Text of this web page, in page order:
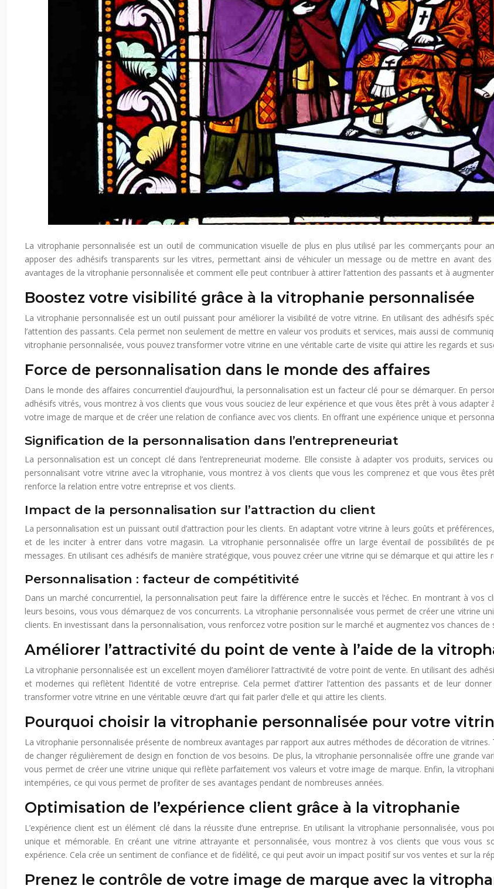
La vitrophanie personnalisée est un outil de communication visuelle de plus en plus utilisé par les commerçants pour
apposer des adhésifs transparents sur les vitres, permettant ainsi de véhiculer un message ou de mettre en avant
avantages de la vitrophanie personnalisée et comment elle peut contribuer à attirer l’attention des passants et à
Boostez votre visibilité grâce à la vitrophanie personnalisée
La vitrophanie personnalisée est un outil puissant pour améliorer la visibilité de votre vitrine. En utilisant des adhésifs
l’attention des passants. Cela permet non seulement de mettre en valeur vos produits et services, mais aussi de
vitrophanie personnalisée, vous pouvez transformer votre vitrine en une véritable carte de visite qui attire les regards et
Force de personnalisation dans le monde des affaires
Dans le monde des affaires concurrentiel d’aujourd’hui, la personnalisation est un facteur clé pour se démarquer. En
adhésifs vitrés, vous montrez à vos clients que vous vous souciez de leur expérience et que vous êtes prêt à vous
votre image de marque et de créer une relation de confiance avec vos clients. En offrant une expérience unique et
Signification de la personnalisation dans l’entrepreneuriat
La personnalisation est un concept clé dans l’entrepreneuriat moderne. Elle consiste à adapter vos produits, services
personnalisant votre vitrine avec la vitrophanie, vous montrez à vos clients que vous les comprenez et que vous êtes
renforce la relation entre votre entreprise et vos clients.
Impact de la personnalisation sur l’attraction du client
La personnalisation est un puissant outil d’attraction pour les clients. En adaptant votre vitrine à leurs goûts et
et de les inciter à entrer dans votre magasin. La vitrophanie personnalisée offre un large éventail de possibilités de
messages. En utilisant ces adhésifs de manière stratégique, vous pouvez créer une vitrine qui se démarque et qui attire les
Personnalisation : facteur de compétitivité
Dans un marché concurrentiel, la personnalisation peut faire la différence entre le succès et l’échec. En montrant à
leurs besoins, vous vous démarquez de vos concurrents. La vitrophanie personnalisée vous permet de créer une vitrine
clients. En investissant dans la personnalisation, vous renforcez votre position sur le marché et augmentez vos chances de
Améliorer l’attractivité du point de vente à l’aide de la
La vitrophanie personnalisée est un excellent moyen d’améliorer l’attractivité de votre point de vente. En utilisant des
et modernes qui reflètent l’identité de votre entreprise. Cela permet d’attirer l’attention des passants et de leur
transformer votre vitrine en une véritable œuvre d’art qui fait parler d’elle et qui attire les clients.
Pourquoi choisir la vitrophanie personnalisée pour votre
La vitrophanie personnalisée présente de nombreux avantages par rapport aux autres méthodes de décoration de
de changer régulièrement de design en fonction de vos besoins. De plus, la vitrophanie personnalisée offre une grande
vous permet de créer une vitrine unique qui reflète parfaitement vos valeurs et votre image de marque. Enfin, la
intempéries, ce qui vous permet de profiter de ses avantages pendant de nombreuses années.
Optimisation de l’expérience client grâce à la vitrophanie
L’expérience client est un élément clé dans la réussite d’une entreprise. En utilisant la vitrophanie personnalisée, vous
unique et mémorable. En créant une vitrine attrayante et personnalisée, vous montrez à vos clients que vous vous
expérience. Cela crée un sentiment de confiance et de fidélité, ce qui peut avoir un impact positif sur vos ventes et sur la
Prenez le contrôle de votre image de marque avec la